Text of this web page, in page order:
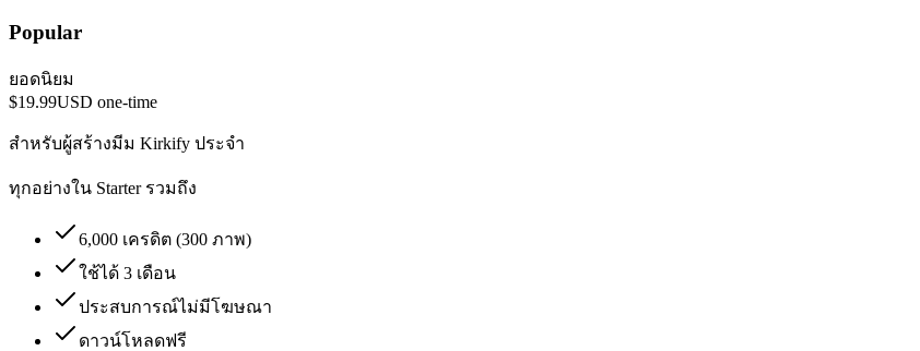
Popular
ยอดนิยม
$19.99USD one-time
สำหรับผู้สร้างมีม Kirkify ประจำ
ทุกอย่างใน Starter รวมถึง
6,000 เครดิต (300 ภาพ)
ใช้ได้ 3 เดือน
ประสบการณ์ไม่มีโฆษณา
ดาวน์โหลดฟรี